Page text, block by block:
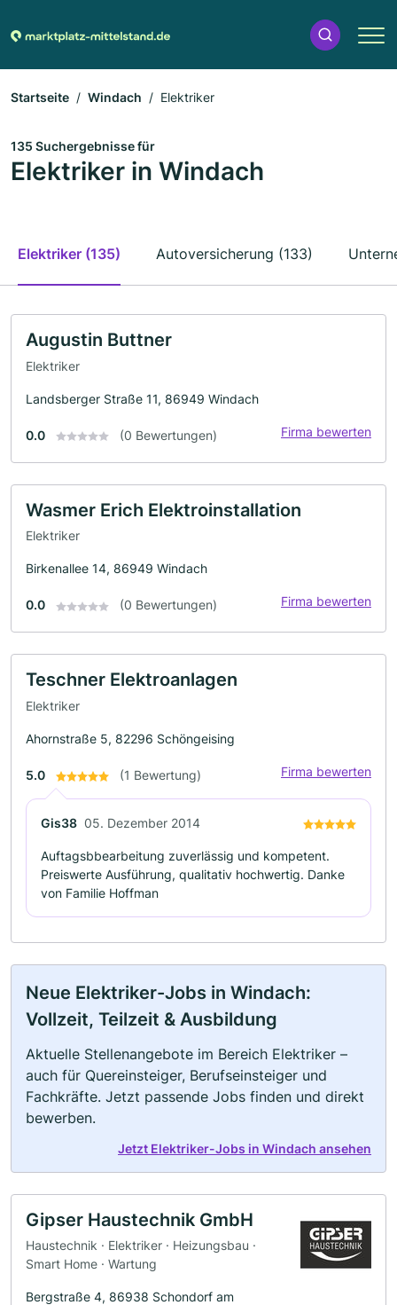
Startseite Windach Elektriker
135 Suchergebnisse für
Elektriker in Windach
Elektriker (135) Autoversicherung (133)
Augustin Buttner
Elektriker
Landsberger Straße 11, 86949 Windach
0.0 (0 Bewertungen) Firma bewerten
Wasmer Erich Elektroinstallation
Elektriker
Birkenallee 14, 86949 Windach
0.0 (0 Bewertungen) Firma bewerten
Teschner Elektroanlagen
Elektriker
Ahornstraße 5, 82296 Schöngeising
5.0 (1 Bewertung) Firma bewerten
Gis38 05. Dezember 2014
Auftagsbbearbeitung zuverlässig und kompetent.
Preiswerte Ausführung, qualitativ hochwertig. Danke
von Familie Hoffman
Neue Elektriker-Jobs in Windach:
Vollzeit, Teilzeit & Ausbildung
Aktuelle Stellenangebote im Bereich Elektriker –
auch für Quereinsteiger, Berufseinsteiger und
Fachkräfte. Jetzt passende Jobs finden und direkt
bewerben.
Jetzt Elektriker-Jobs in Windach ansehen
Gipser Haustechnik GmbH
Haustechnik · Elektriker · Heizungsbau ·
Smart Home · Wartung
Bergstraße 4, 86938 Schondorf am